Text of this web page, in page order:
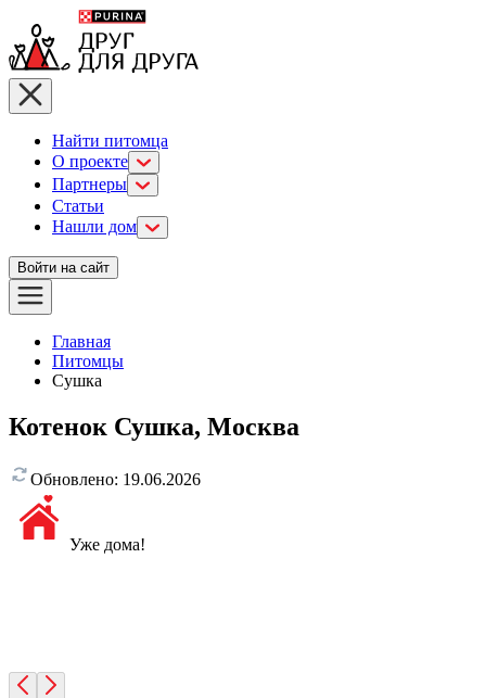
Найти питомца
О проекте
Партнеры
Статьи
Нашли дом
Войти на сайт
Главная
Питомцы
Сушка
Котенок Сушка, Москва
Обновлено: 19.06.2026
Уже дома!